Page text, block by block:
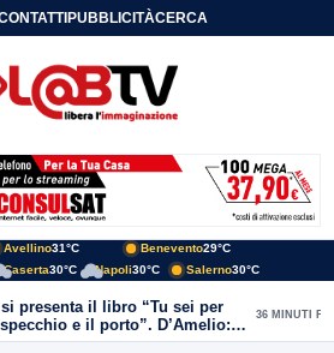
PUBBLICITÀCERCA
Avellino31°C Benevento29°C
Caserta30°C Napoli30°C Salerno30°C
presenta il libro “Tu sei per
e il porto”. D’Amelio:
un seme d’impegno futuro
36 MINUTI FA